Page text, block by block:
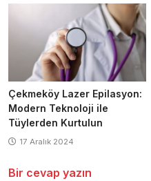
Çekmeköy Lazer Epilasyon:
Modern Teknoloji ile
Tüylerden Kurtulun
17 Aralık 2024
Bir cevap yazın